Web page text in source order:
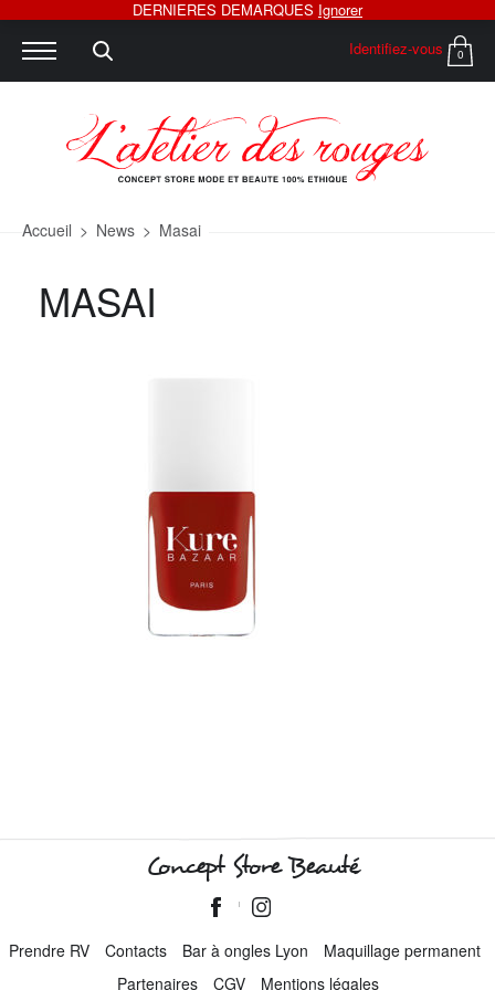
Identifiez-vous 0
Accueil > News > Masai
MASAI
Concept Store Beauté
Prendre RV Contacts Bar à ongles Lyon
Maquillage permanent
Partenaires
CGV Mentions légales
DERNIERES DEMARQUES Ignorer